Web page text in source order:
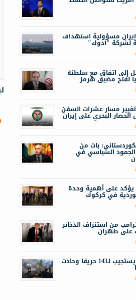
إيران مسؤولية استهداف
لشركة "أدوك"
إلى اتفاق مع سلطنة
لفتح مضيق هرمز
مسار عشرات السفن
البحري على إيران
بات من
السياسي في
يؤكد على أهمية وحدة
في كركوك
من استنزاف الذخائر
على طهران
الدفاع المدني يستجيب لـ143 حريقا وحادث